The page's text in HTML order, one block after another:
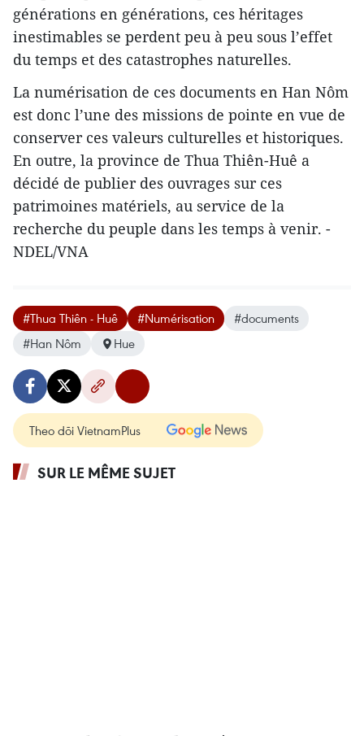
générations en générations, ces héritages
inestimables se perdent peu à peu sous l’effet
du temps et des catastrophes naturelles.
La numérisation de ces documents en Han Nôm
est donc l’une des missions de pointe en vue de
conserver ces valeurs culturelles et historiques.
En outre, la province de Thua Thiên-Huê a
décidé de publier des ouvrages sur ces
patrimoines matériels, au service de la
recherche du peuple dans les temps à venir. -
NDEL/VNA
#Thua Thiên - Huê #Numérisation
#documents
#Han Nôm
Hue
Theo dõi VietnamPlus
SUR LE MÊME SUJET